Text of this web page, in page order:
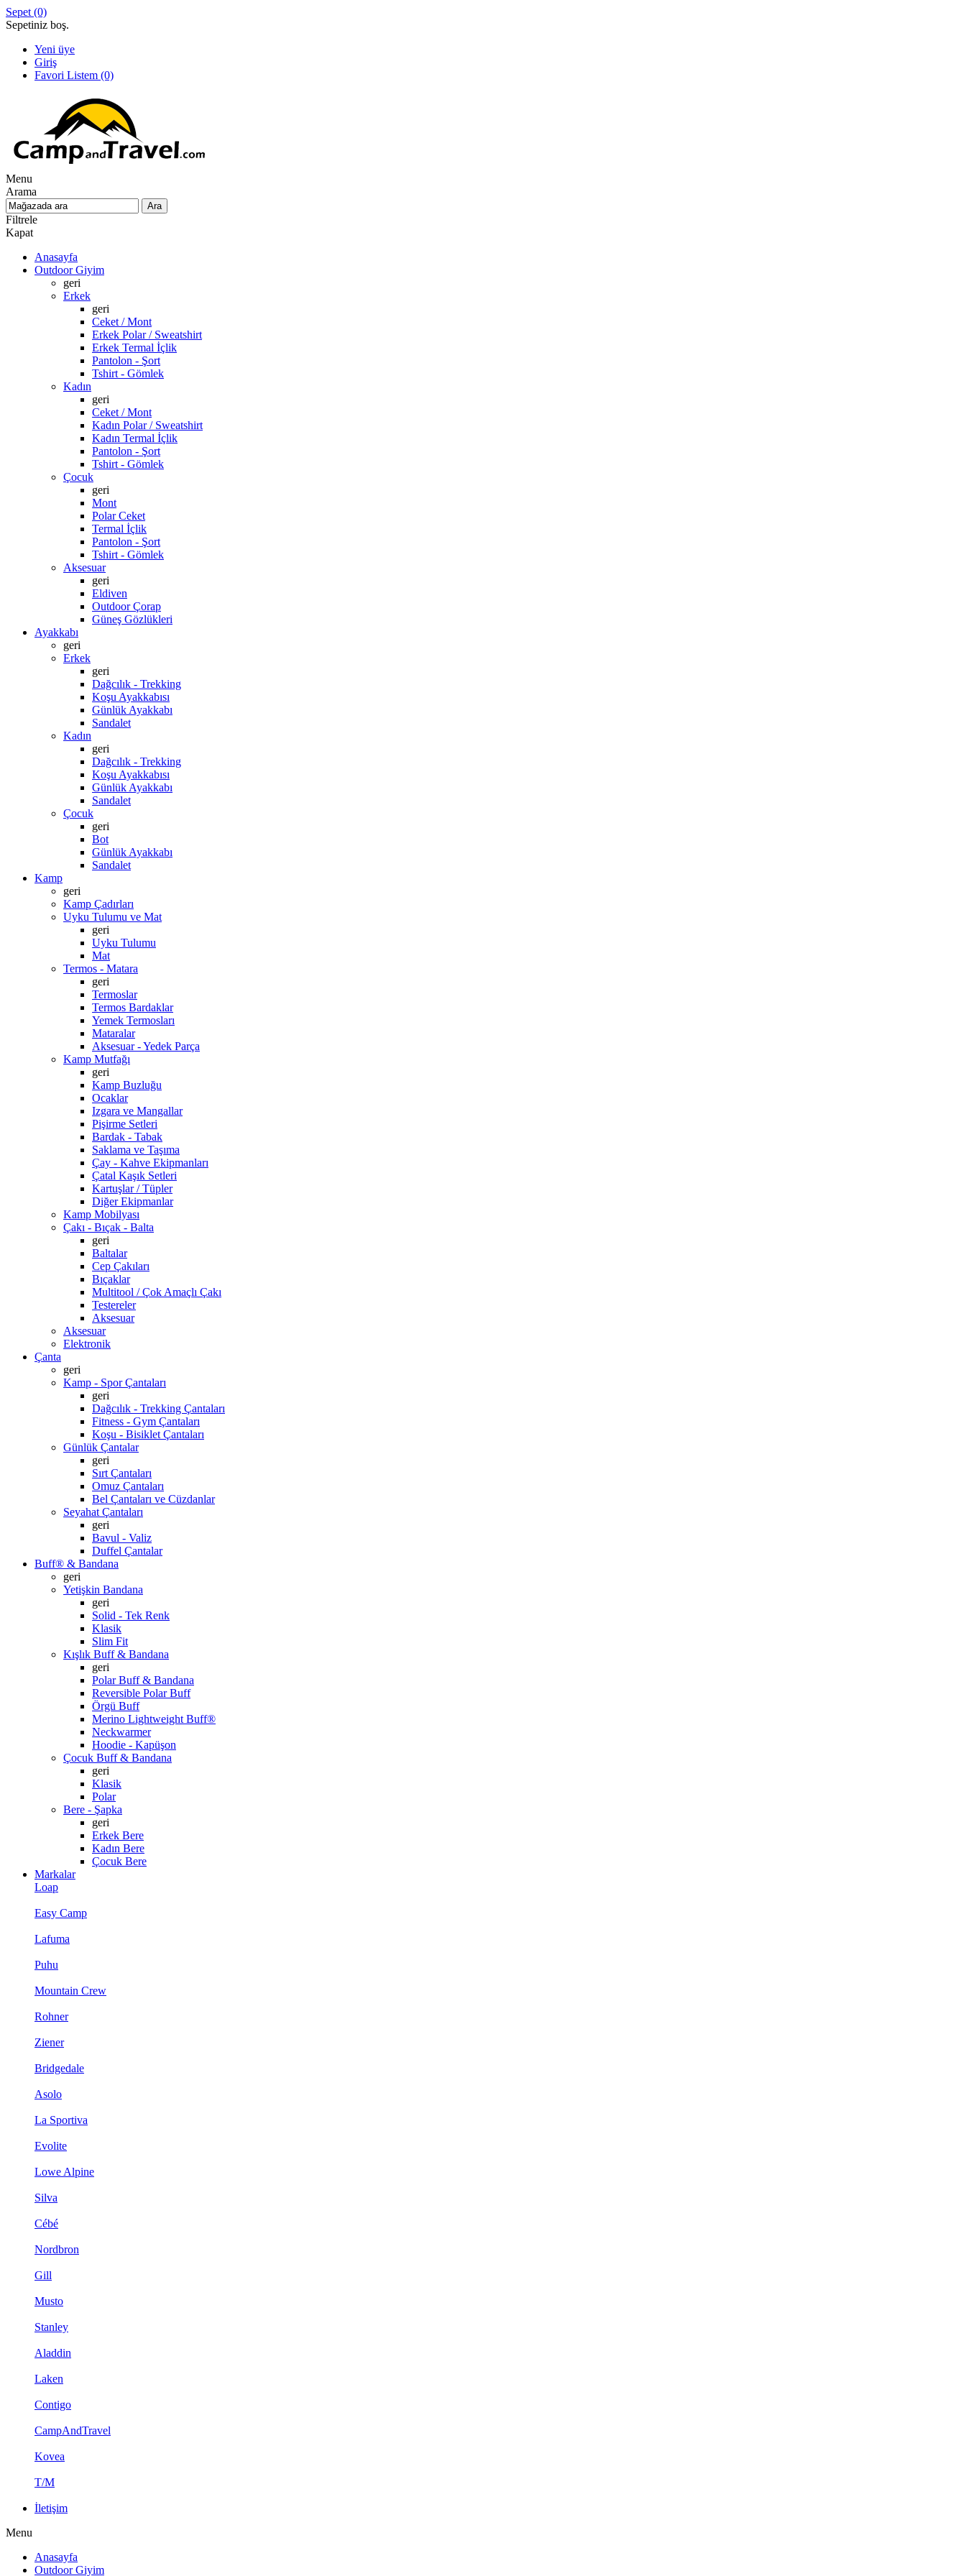
Sepet (0)
Sepetiniz boş.
Yeni üye
Giriş
Favori Listem (0)
Menu
Arama
Filtrele
Kapat
Anasayfa
Outdoor Giyim
geri
Erkek
geri
Ceket / Mont
Erkek Polar / Sweatshirt
Erkek Termal İçlik
Pantolon - Şort
Tshirt - Gömlek
Kadın
geri
Ceket / Mont
Kadın Polar / Sweatshirt
Kadın Termal İçlik
Pantolon - Şort
Tshirt - Gömlek
Çocuk
geri
Mont
Polar Ceket
Termal İçlik
Pantolon - Şort
Tshirt - Gömlek
Aksesuar
geri
Eldiven
Outdoor Çorap
Güneş Gözlükleri
Ayakkabı
geri
Erkek
geri
Dağcılık - Trekking
Koşu Ayakkabısı
Günlük Ayakkabı
Sandalet
Kadın
geri
Dağcılık - Trekking
Koşu Ayakkabısı
Günlük Ayakkabı
Sandalet
Çocuk
geri
Bot
Günlük Ayakkabı
Sandalet
Kamp
geri
Kamp Çadırları
Uyku Tulumu ve Mat
geri
Uyku Tulumu
Mat
Termos - Matara
geri
Termoslar
Termos Bardaklar
Yemek Termosları
Mataralar
Aksesuar - Yedek Parça
Kamp Mutfağı
geri
Kamp Buzluğu
Ocaklar
Izgara ve Mangallar
Pişirme Setleri
Bardak - Tabak
Saklama ve Taşıma
Çay - Kahve Ekipmanları
Çatal Kaşık Setleri
Kartuşlar / Tüpler
Diğer Ekipmanlar
Kamp Mobilyası
Çakı - Bıçak - Balta
geri
Baltalar
Cep Çakıları
Bıçaklar
Multitool / Çok Amaçlı Çakı
Testereler
Aksesuar
Aksesuar
Elektronik
Çanta
geri
Kamp - Spor Çantaları
geri
Dağcılık - Trekking Çantaları
Fitness - Gym Çantaları
Koşu - Bisiklet Çantaları
Günlük Çantalar
geri
Sırt Çantaları
Omuz Çantaları
Bel Çantaları ve Cüzdanlar
Seyahat Çantaları
geri
Bavul - Valiz
Duffel Çantalar
Buff® & Bandana
geri
Yetişkin Bandana
geri
Solid - Tek Renk
Klasik
Slim Fit
Kışlık Buff & Bandana
geri
Polar Buff & Bandana
Reversible Polar Buff
Örgü Buff
Merino Lightweight Buff®
Neckwarmer
Hoodie - Kapüşon
Çocuk Buff & Bandana
geri
Klasik
Polar
Bere - Şapka
geri
Erkek Bere
Kadın Bere
Çocuk Bere
Markalar
Loap
Easy Camp
Lafuma
Puhu
Mountain Crew
Rohner
Ziener
Bridgedale
Asolo
La Sportiva
Evolite
Lowe Alpine
Silva
Cébé
Nordbron
Gill
Musto
Stanley
Aladdin
Laken
Contigo
CampAndTravel
Kovea
T/M
İletişim
Menu
Anasayfa
Outdoor Giyim